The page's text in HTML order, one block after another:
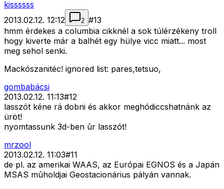
kissssss
2013.02.12. 12:12
2 #13
hmm érdekes a columbia cikknél a sok túlérzékeny troll
hogy kiverte már a balhét egy hülye vicc miatt... most
meg sehol senki.
Mackószanitéc! ignored list: pares,tetsuo,
gombabácsi
2013.02.12. 11:13#12
lasszót kéne rá dobni és akkor meghódiccshatnánk az
üröt!
nyomtassunk 3d-ben ûr lasszót!
mrzool
2013.02.12. 11:03#11
de pl. az amerikai WAAS, az Európai EGNOS és a Japán
MSAS mûholdjai Geostacionárius pályán vannak.